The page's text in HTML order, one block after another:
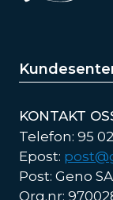
KONTAKT
Telefon: 95
Epost:
Post: Geno
Org.nr: